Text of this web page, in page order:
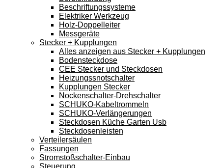
Beschriftungssysteme
Elektriker Werkzeug
Holz-Doppelleiter
Messgeräte
Stecker + Kupplungen
Alles anzeigen aus Stecker + Kupplungen
Bodensteckdose
CEE Stecker und Steckdosen
Heizungssnotschalter
Kupplungen Stecker
Nockenschalter-Drehschalter
SCHUKO-Kabeltrommeln
SCHUKO-Verlängerungen
Steckdosen Küche Garten Usb
Steckdosenleisten
Verteilersäulen
Fassungen
Stromstoßschalter-Einbau
Steuerung